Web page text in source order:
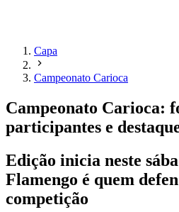
Capa
Campeonato Carioca
Campeonato Carioca:
participantes e
Edição inicia neste
Flamengo é quem
competição